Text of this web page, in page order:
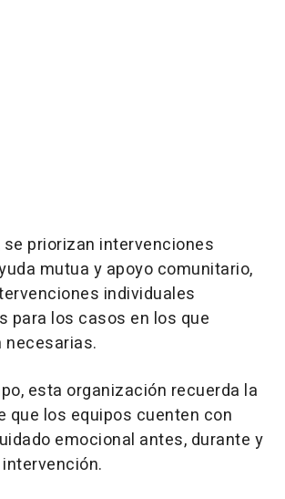
se priorizan intervenciones
mutua y apoyo comunitario,
individuales
para los casos en los que
necesarias.
esta organización recuerda la
que los equipos cuenten con
emocional antes, durante y